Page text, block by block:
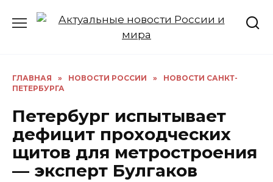
ГЛАВНАЯ » НОВОСТИ РОССИИ »
НОВОСТИ САНКТ-
ПЕТЕРБУРГА
Петербург испытывает
дефицит проходческих
щитов для метростроения
— эксперт Булгаков